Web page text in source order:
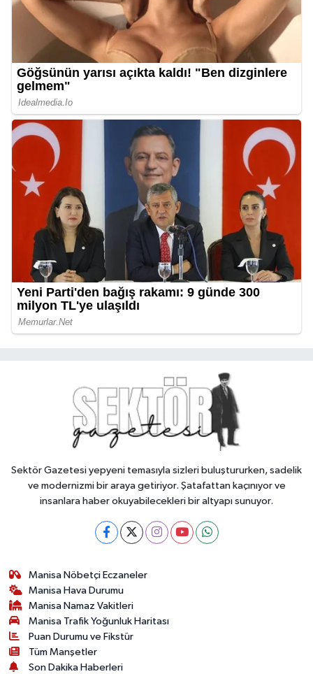
Sektör Gazetesi yepyeni temasıyla sizleri buluştururken, sadelik
ve modernizmi bir araya getiriyor. Şatafattan kaçınıyor ve
insanlara haber okuyabilecekleri bir altyapı sunuyor.
Manisa Nöbetçi Eczaneler
Manisa Hava Durumu
Manisa Namaz Vakitleri
Manisa Trafik Yoğunluk Haritası
Puan Durumu ve Fikstür
Tüm Manşetler
Son Dakika Haberleri